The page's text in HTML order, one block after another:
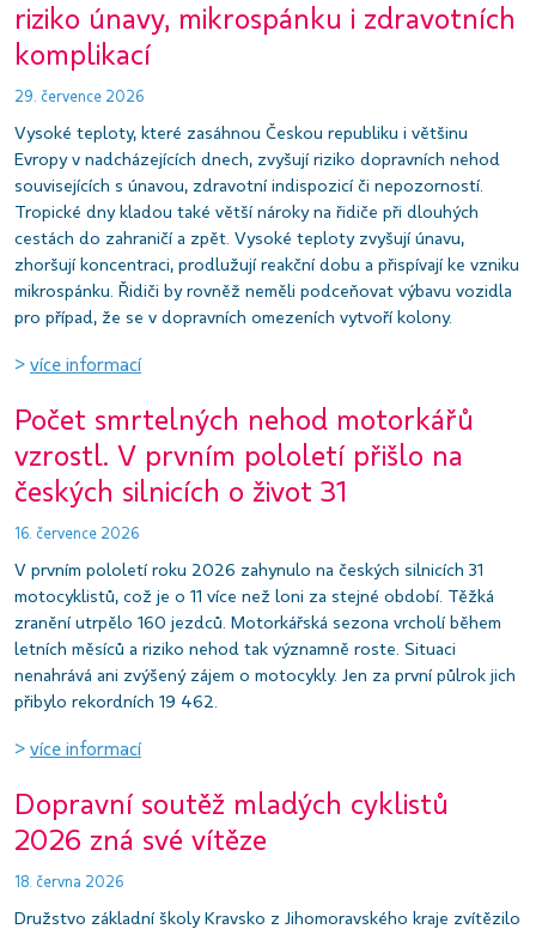
riziko únavy, mikrospánku i zdravotních
komplikací
29. července 2026
Vysoké teploty, které zasáhnou Českou republiku i většinu
Evropy v nadcházejících dnech, zvyšují riziko dopravních nehod
souvisejících s únavou, zdravotní indispozicí či nepozorností.
Tropické dny kladou také větší nároky na řidiče při dlouhých
cestách do zahraničí a zpět. Vysoké teploty zvyšují únavu,
zhoršují koncentraci, prodlužují reakční dobu a přispívají ke vzniku
mikrospánku. Řidiči by rovněž neměli podceňovat výbavu vozidla
pro případ, že se v dopravních omezeních vytvoří kolony.
> více informací
Počet smrtelných nehod motorkářů
vzrostl. V prvním pololetí přišlo na
českých silnicích o život 31
16. července 2026
V prvním pololetí roku 2026 zahynulo na českých silnicích 31
motocyklistů, což je o 11 více než loni za stejné období. Těžká
zranění utrpělo 160 jezdců. Motorkářská sezona vrcholí během
letních měsíců a riziko nehod tak významně roste. Situaci
nenahrává ani zvýšený zájem o motocykly. Jen za první půlrok jich
přibylo rekordních 19 462.
> více informací
Dopravní soutěž mladých cyklistů
2026 zná své vítěze
18. června 2026
Družstvo základní školy Kravsko z Jihomoravského kraje zvítězilo